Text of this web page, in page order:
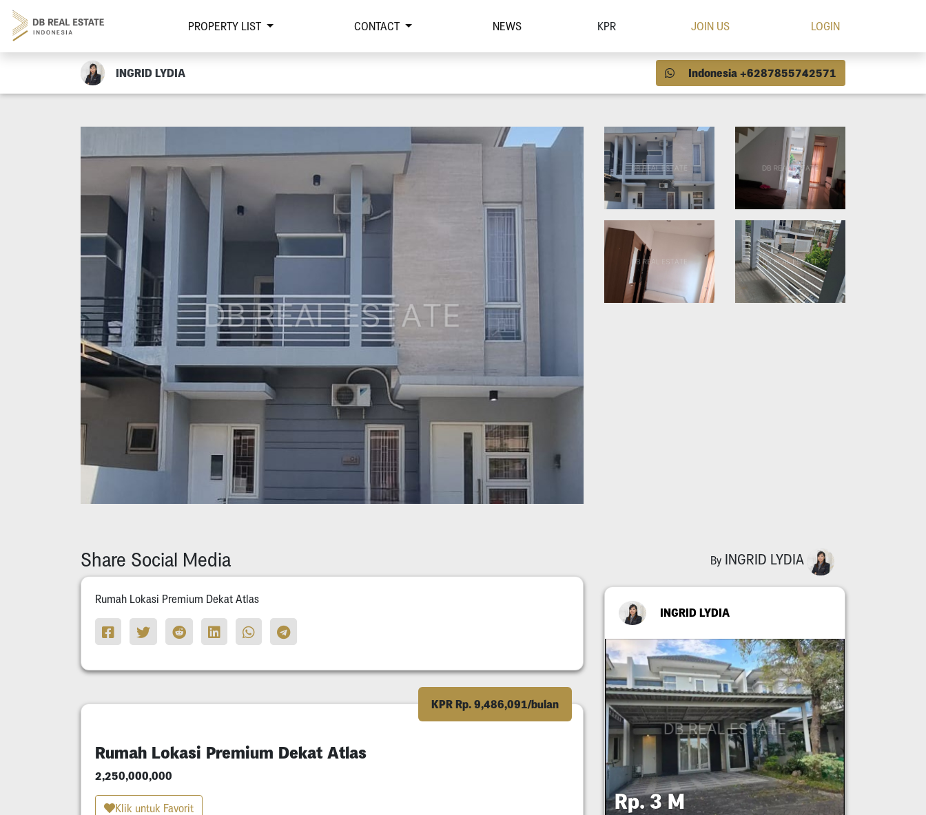
PROPERTY LIST CONTACT NEWS KPR JOIN US LOGIN
INGRID LYDIA Indonesia +6287855742571
Share Social Media
Rumah Lokasi Premium Dekat Atlas
KPR Rp. 9,486,091/bulan
Rumah Lokasi Premium Dekat Atlas
2,250,000,000
Klik untuk Favorit
By INGRID LYDIA
INGRID LYDIA
Rp. 3 M